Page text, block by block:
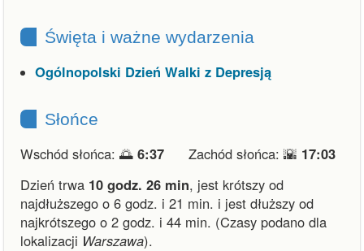
Święta i ważne wydarzenia
Ogólnopolski Dzień Walki z Depresją
Słońce
Wschód słońca: 🌅 6:37 Zachód słońca: 🌇 17:03
Dzień trwa 10 godz. 26 min, jest krótszy od
najdłuższego o 6 godz. i 21 min. i jest dłuższy od
najkrótszego o 2 godz. i 44 min. (Czasy podano dla
lokalizacji Warszawa).